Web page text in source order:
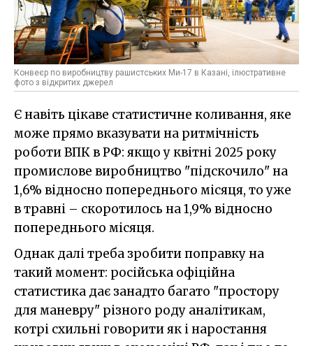
Конвеєр по виробництву рашистських Ми-17 в Казані, ілюстративне
фото з відкритих джерел
Є навіть цікаве статистичне коливання, яке
може прямо вказувати на ритмічність
роботи ВПК в РФ: якщо у квітні 2025 року
промислове виробництво "підскочило" на
1,6% відносно попереднього місяця, то уже
в травні – скоротилось на 1,9% відносно
попереднього місяця.
Однак далі треба зробити поправку на
такий момент: російська офіційна
статистика дає занадто багато "простору
для маневру" різного роду аналітикам,
котрі схильні говорити як і наростання